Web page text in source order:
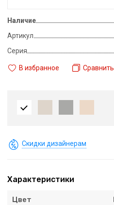
Наличие
Артикул
Серия
В избранное Сравнить
Скидки дизайнерам
Характеристики
Цвет